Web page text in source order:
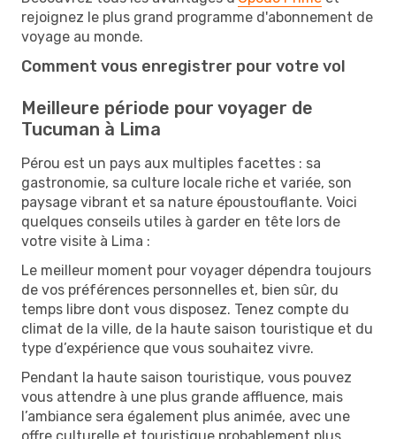
rejoignez le plus grand programme d'abonnement de
voyage au monde.
Comment vous enregistrer pour votre vol
Meilleure période pour voyager de
Tucuman à Lima
Pérou est un pays aux multiples facettes : sa
gastronomie, sa culture locale riche et variée, son
paysage vibrant et sa nature époustouflante. Voici
quelques conseils utiles à garder en tête lors de
votre visite à Lima :
Le meilleur moment pour voyager dépendra toujours
de vos préférences personnelles et, bien sûr, du
temps libre dont vous disposez. Tenez compte du
climat de la ville, de la haute saison touristique et du
type d’expérience que vous souhaitez vivre.
Pendant la haute saison touristique, vous pouvez
vous attendre à une plus grande affluence, mais
l’ambiance sera également plus animée, avec une